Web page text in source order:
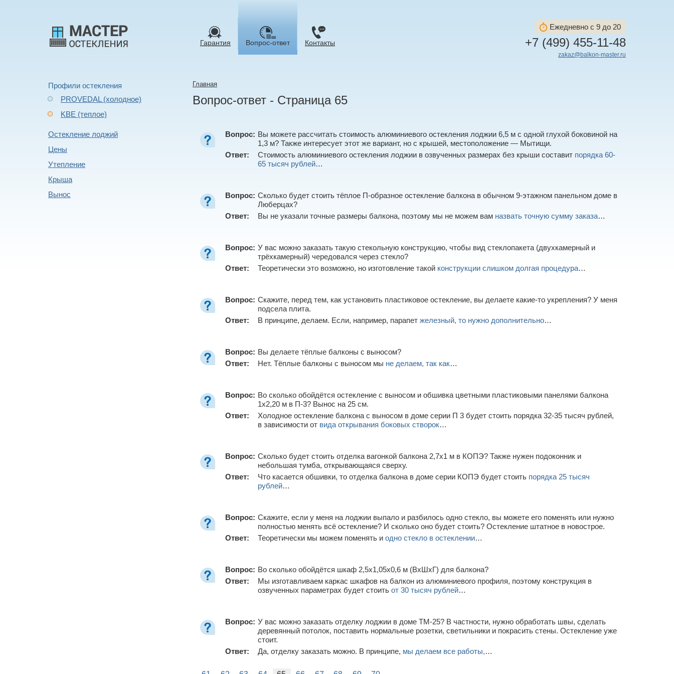
Гарантия Вопрос-ответ Контакты
Ежедневно с 9 до 20
+7 (499) 455-11-48
zakaz@balkon-master.ru
Профили остекления
PROVEDAL (холодное)
KBE (теплое)
Остекление лоджий
Цены
Утепление
Крыша
Вынос
Главная
Вопрос-ответ - Cтраница 65
Вопрос: Вы можете рассчитать стоимость алюминиевого остекления лоджии 6,5 м с одной глухой боковиной на
1,3 м? Также интересует этот же вариант, но с крышей, местоположение — Мытищи.
Ответ:
Стоимость алюминиевого остекления лоджии в озвученных размерах без крыши составит порядка 60-
65 тысяч рублей…
Вопрос: Сколько будет стоить тёплое П-образное остекление балкона в обычном 9-этажном панельном доме в
Люберцах?
Ответ:
Вы не указали точные размеры балкона, поэтому мы не можем вам назвать точную сумму заказа…
Вопрос: У вас можно заказать такую стекольную конструкцию, чтобы вид стеклопакета (двухкамерный и
трёхкамерный) чередовался через стекло?
Ответ:
Теоретически это возможно, но изготовление такой конструкции слишком долгая процедура…
Вопрос: Скажите, перед тем, как установить пластиковое остекление, вы делаете какие-то укрепления? У меня
подсела плита.
Ответ:
В принципе, делаем. Если, например, парапет железный, то нужно дополнительно…
Вопрос: Вы делаете тёплые балконы с выносом?
Ответ:
Нет. Тёплые балконы с выносом мы не делаем, так как…
Вопрос: Во сколько обойдётся остекление с выносом и обшивка цветными пластиковыми панелями балкона
1х2,20 м в П-3? Вынос на 25 см.
Ответ:
Холодное остекление балкона с выносом в доме серии П 3 будет стоить порядка 32-35 тысяч рублей,
в зависимости от вида открывания боковых створок…
Вопрос: Сколько будет стоить отделка вагонкой балкона 2,7х1 м в КОПЭ? Также нужен подоконник и
небольшая тумба, открывающаяся сверху.
Ответ:
Что касается обшивки, то отделка балкона в доме серии КОПЭ будет стоить порядка 25 тысяч
рублей…
Вопрос: Скажите, если у меня на лоджии выпало и разбилось одно стекло, вы можете его поменять или нужно
полностью менять всё остекление? И сколько оно будет стоить? Остекление штатное в новострое.
Ответ:
Теоретически мы можем поменять и одно стекло в остеклении…
Вопрос: Во сколько обойдётся шкаф 2,5х1,05х0,6 м (ВхШхГ) для балкона?
Ответ:
Мы изготавливаем каркас шкафов на балкон из алюминиевого профиля, поэтому конструкция в
озвученных параметрах будет стоить от 30 тысяч рублей…
Вопрос: У вас можно заказать отделку лоджии в доме ТМ-25? В частности, нужно обработать швы, сделать
деревянный потолок, поставить нормальные розетки, светильники и покрасить стены. Остекление уже
стоит.
Ответ:
Да, отделку заказать можно. В принципе, мы делаем все работы,…